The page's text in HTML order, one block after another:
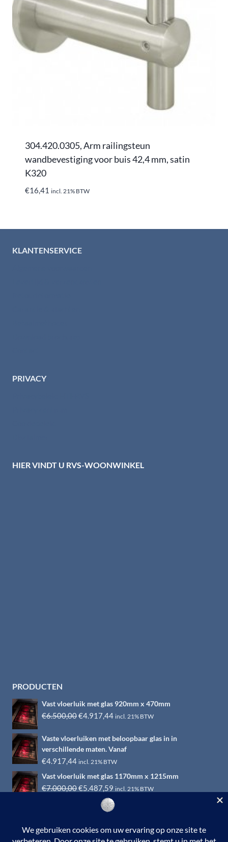
304.420.0305, Arm railingsteun
wandbevestiging voor buis 42,4 mm, satin
K320
€16,41 incl. 21% BTW
KLANTENSERVICE
PRIVACY
HIER VINDT U RVS-WOONWINKEL
PRODUCTEN
Vast vloerluik met glas 920mm x 470mm
€6.500,00Oorspronkelijke
was:
€6.500,00.
€4.917,44Huidige
is:
€4.917,44.
incl. 21% BTW
Vaste vloerluiken met beloopbaar glas in in
verschillende maten. Vanaf
€4.917,44 incl. 21% BTW
Vast vloerluik met glas 1170mm x 1215mm
€7.000,00Oorspronkelijke
€5.487,59 Huidige
prijs
is:
incl. 21% BTW